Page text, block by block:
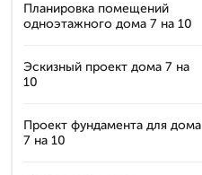
Планировка помещений
одноэтажного дома 7 на 10
Эскизный проект дома 7 на
10
Проект фундамента для дома
7 на 10